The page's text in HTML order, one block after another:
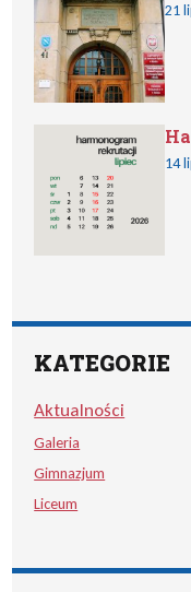
21
14
KATEGORIE
Aktualności
Galeria
Gimnazjum
Liceum